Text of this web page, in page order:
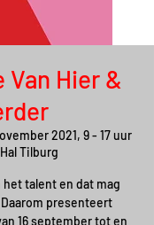
Hier &
2021, 9 - 17 uur
Tilburg
het talent en dat mag
presenteert
16 september tot en